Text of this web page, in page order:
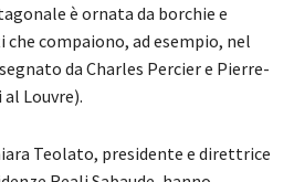
è ornata da borchie e
compaiono, ad esempio, nel
da Charles Percier e Pierre-
Louvre).
Teolato, presidente e direttrice